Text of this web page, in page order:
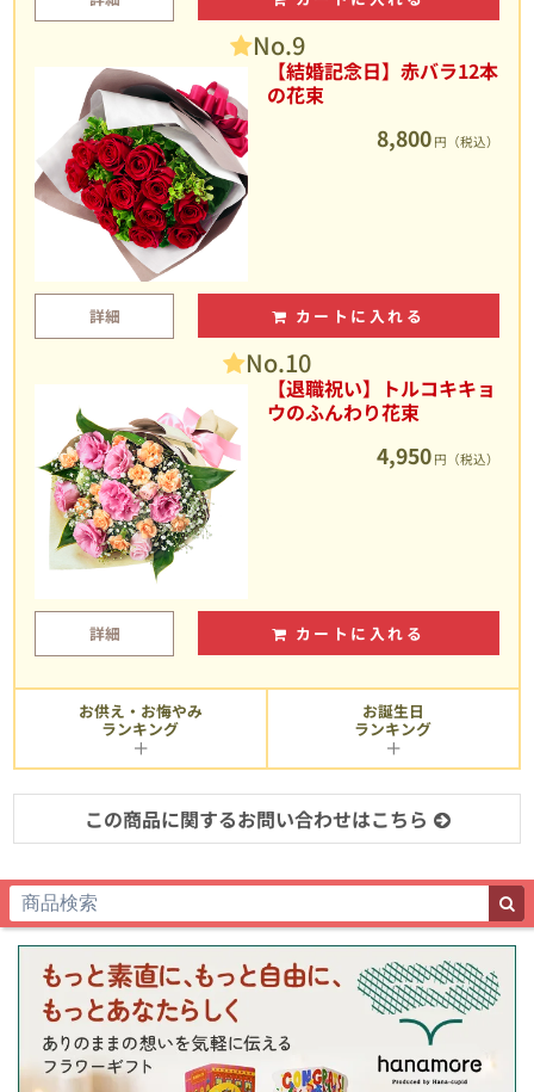
No.9
【結婚記念日】赤バラ12本
の花束
8,800 円（税込）
詳細 カートに入れる
No.10
【退職祝い】トルコキキョ
ウのふんわり花束
4,950 円（税込）
詳細 カートに入れる
お供え・お悔やみ
ランキング
お誕生日
ランキング
この商品に関するお問い合わせはこちら